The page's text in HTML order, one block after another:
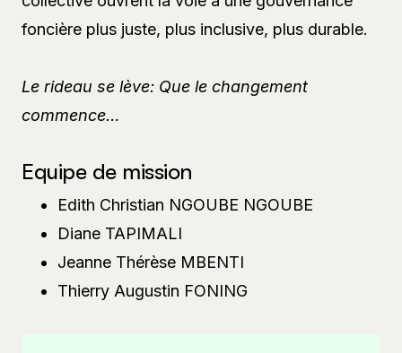
foncière plus juste, plus inclusive, plus durable.
Le rideau se lève: Que le changement
commence…
Equipe de mission
Edith Christian NGOUBE NGOUBE
Diane TAPIMALI
Jeanne Thérèse MBENTI
Thierry Augustin FONING